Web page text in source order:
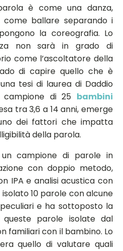
è come una danza,
ballare separando i
la coreografia. Lo
non sarà in grado di
come l’ascoltatore della
di capire quello che è
tesi di laurea di Daddio
campione di 25 bambini
tra 3,6 a 14 anni, emerge
dei fattori che impatta
della parola.
campione di parole in
con doppio metodo,
IPA e analisi acustica con
isolato 10 parole con alcune
e ha sottoposto la
queste parole isolate dal
familiari con il bambino. Lo
quello di valutare quali